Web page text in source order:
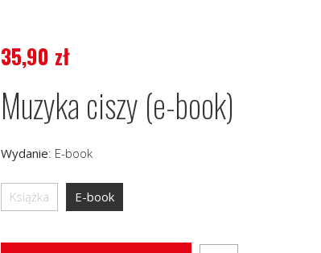
35,90 zł
Muzyka ciszy (e-book)
Wydanie: E-book
Książka E-book